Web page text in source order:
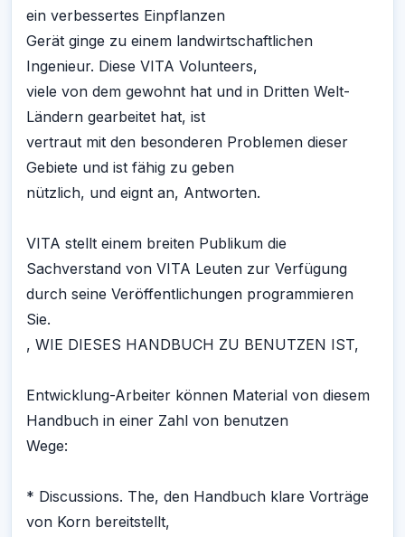
ein verbessertes Einpflanzen
Gerät ginge zu einem landwirtschaftlichen
Ingenieur. Diese VITA Volunteers,
viele von dem gewohnt hat und in Dritten Welt-
Ländern gearbeitet hat, ist
vertraut mit den besonderen Problemen dieser
Gebiete und ist fähig zu geben
nützlich, und eignt an, Antworten.
VITA stellt einem breiten Publikum die
Sachverstand von VITA Leuten zur Verfügung
durch seine Veröffentlichungen programmieren
Sie.
, WIE DIESES HANDBUCH ZU BENUTZEN IST,
Entwicklung-Arbeiter können Material von diesem
Handbuch in einer Zahl von benutzen
Wege:
* Discussions. The, den Handbuch klare Vorträge
von Korn bereitstellt,